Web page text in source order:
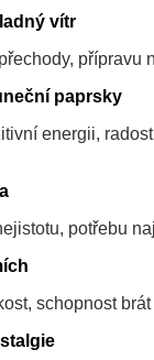
vítr
přípravu
paprsky
energii,
potřebu
schopnost